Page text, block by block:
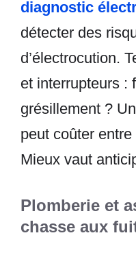
diagnostic
détecter des
d’électrocution.
et interrupteurs :
grésillement ?
peut coûter entre
Mieux vaut
Plomberie et
chasse aux